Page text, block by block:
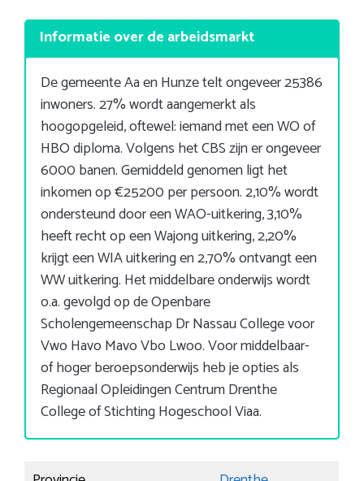
Informatie over de arbeidsmarkt
De gemeente Aa en Hunze telt ongeveer 25386
inwoners. 27% wordt aangemerkt als
hoogopgeleid, oftewel: iemand met een WO of
HBO diploma. Volgens het CBS zijn er ongeveer
6000 banen. Gemiddeld genomen ligt het
inkomen op €25200 per persoon. 2,10% wordt
ondersteund door een WAO-uitkering, 3,10%
heeft recht op een Wajong uitkering, 2,20%
krijgt een WIA uitkering en 2,70% ontvangt een
WW uitkering. Het middelbare onderwijs wordt
o.a. gevolgd op de Openbare
Scholengemeenschap Dr Nassau College voor
Vwo Havo Mavo Vbo Lwoo. Voor middelbaar-
of hoger beroepsonderwijs heb je opties als
Regionaal Opleidingen Centrum Drenthe
College of Stichting Hogeschool Viaa.